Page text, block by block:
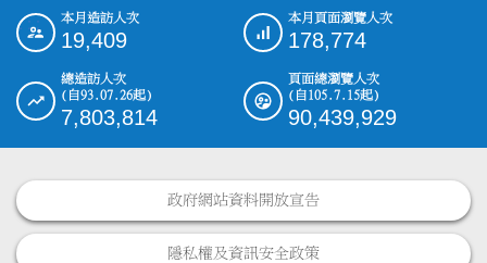
::: 本月造訪人次
19,409
本月頁面瀏覽人次
178,774
總造訪人次
(自93.07.26起)
7,803,814
頁面總瀏覽人次
(自105.7.15起)
90,439,929
政府網站資料開放宣告
隱私權及資訊安全政策